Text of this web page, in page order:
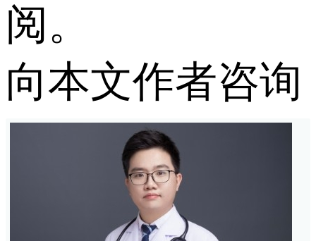
阅。
向本文作者咨询